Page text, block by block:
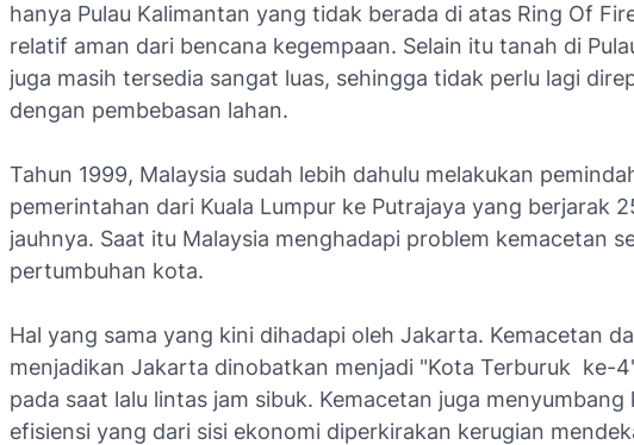
hanya Pulau Kalimantan yang tidak berada di atas Ring Of
relatif aman dari bencana kegempaan. Selain itu tanah di
juga masih tersedia sangat luas, sehingga tidak perlu lagi
dengan pembebasan lahan.
Tahun 1999, Malaysia sudah lebih dahulu melakukan
pemerintahan dari Kuala Lumpur ke Putrajaya yang berjarak
jauhnya. Saat itu Malaysia menghadapi problem kemacetan
pertumbuhan kota.
Hal yang sama yang kini dihadapi oleh Jakarta. Kemacetan
menjadikan Jakarta dinobatkan menjadi "Kota Terburuk ke-
pada saat lalu lintas jam sibuk. Kemacetan juga menyumbang
efisiensi yang dari sisi ekonomi diperkirakan kerugian